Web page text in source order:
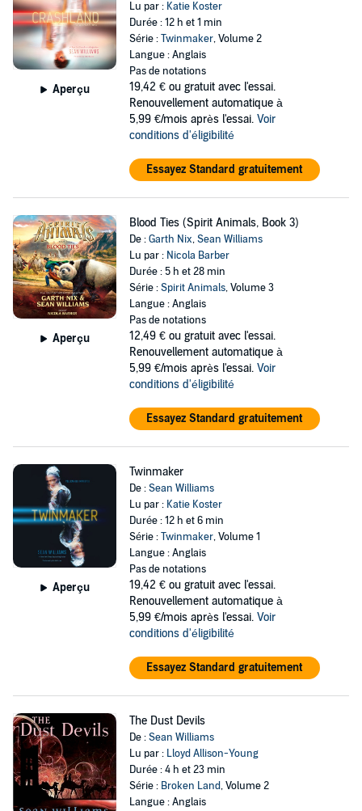
Aperçu
Lu par : Katie Koster
Durée : 12 h et 1 min
Série :Twinmaker, Volume 2
Langue : Anglais
Pas de notations
19,42 € ou gratuit avec l'essai.
Renouvellement automatique à
5,99 €/mois après l'essai. Voir
conditions d'éligibilité
Essayez Standard gratuitement
Aperçu
Blood Ties (Spirit Animals, Book 3)
De :Garth Nix,Sean Williams
Lu par : Nicola Barber
Durée : 5 h et 28 min
Série :Spirit Animals, Volume 3
Langue : Anglais
Pas de notations
12,49 € ou gratuit avec l'essai.
Renouvellement automatique à
5,99 €/mois après l'essai. Voir
conditions d'éligibilité
Essayez Standard gratuitement
Aperçu
Twinmaker
De :Sean Williams
Lu par : Katie Koster
Durée : 12 h et 6 min
Série :Twinmaker, Volume 1
Langue : Anglais
Pas de notations
19,42 € ou gratuit avec l'essai.
Renouvellement automatique à
5,99 €/mois après l'essai. Voir
conditions d'éligibilité
Essayez Standard gratuitement
The Dust Devils
De :Sean Williams
Lu par : Lloyd Allison-Young
Durée : 4 h et 23 min
Série : Broken Land, Volume 2
Langue : Anglais